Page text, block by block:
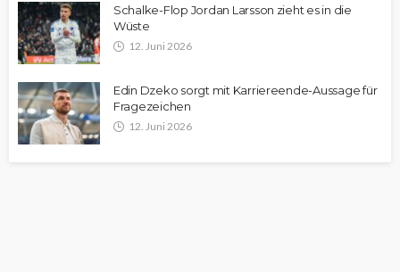
Schalke-Flop Jordan Larsson zieht es in die
Wüste
12. Juni 2026
Edin Dzeko sorgt mit Karriereende-Aussage für
Fragezeichen
12. Juni 2026